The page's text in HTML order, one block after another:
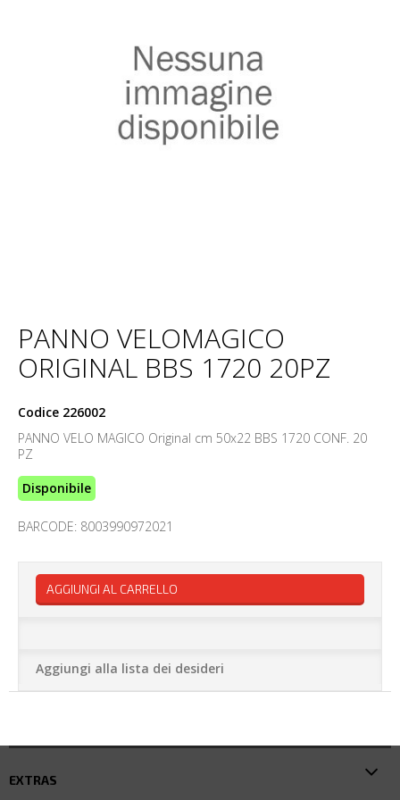
PANNO VELOMAGICO
ORIGINAL BBS 1720 20PZ
Codice 226002
PANNO VELO MAGICO Original cm 50x22 BBS 1720 CONF. 20
PZ
Disponibile
BARCODE: 8003990972021
AGGIUNGI AL CARRELLO
Aggiungi alla lista dei desideri
EXTRAS